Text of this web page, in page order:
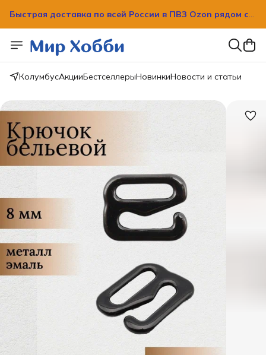
Быстрая доставка по всей России в ПВЗ Ozon рядом с
вашим домом!
Быстрая доставка по всей России в ПВЗ Ozon рядом с
вашим домом!
КолумбусАкцииБестселлерыНовинкиНовости и статьи